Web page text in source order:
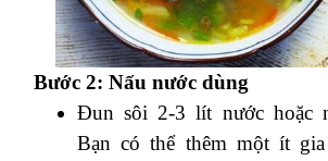
Bước 2: Nấu nước dùng
Đun sôi 2-3 lít nước hoặc
Bạn có thể thêm một ít